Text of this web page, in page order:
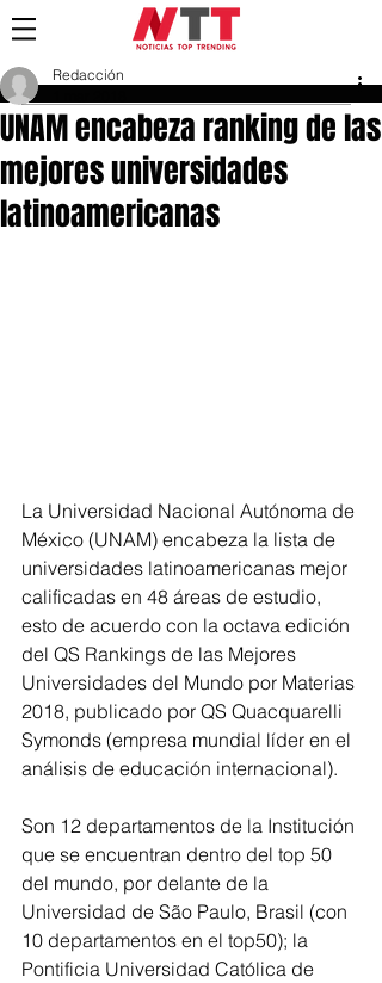
UNAM encabeza ranking de las
mejores universidades
latinoamericanas
Redacción
La Universidad Nacional Autónoma de
México (UNAM) encabeza la lista de
universidades latinoamericanas mejor
calificadas en 48 áreas de estudio,
esto de acuerdo con la octava edición
del QS Rankings de las Mejores
Universidades del Mundo por Materias
2018, publicado por QS Quacquarelli
Symonds (empresa mundial líder en el
análisis de educación internacional).
Son 12 departamentos de la Institución
que se encuentran dentro del top 50
del mundo, por delante de la
Universidad de São Paulo, Brasil (con
10 departamentos en el top50); la
Pontificia Universidad Católica de